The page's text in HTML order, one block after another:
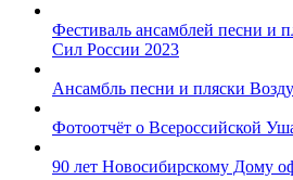
Фестиваль ансамблей песни и
Сил России 2023
Ансамбль песни и пляски
Фотоотчёт о Всероссийской
90 лет Новосибирскому Дому